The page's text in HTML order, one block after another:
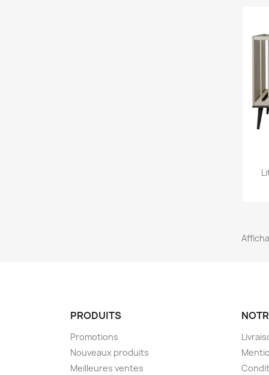
PRODUITS
Promotions
Nouveaux produits
Meilleures ventes